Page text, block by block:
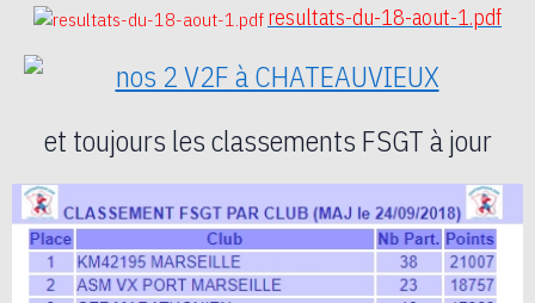
resultats-du-18-aout-1.pdf
et toujours les classements FSGT à jour